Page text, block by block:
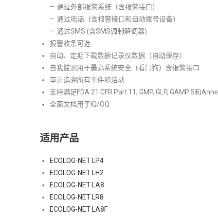
– 通过外部报警系统（含报警接口）
– 通过电话（含报警接口和自动拨号设备）
– 通过SMS (含SMS调制解调器)
报警收条可选
自动、定期下载数据记录仪数据（自动保存）
自我监测用于最高系统安全（看门狗）含报警接口
审计追溯所有事件和活动
支持满足FDA 21 CFR Part 11, GMP, GLP, GAMP 5和
全面文档用于IQ/OQ
适用产品
ECOLOG-NET LP4
ECOLOG-NET LH2
ECOLOG-NET LA8
ECOLOG-NET LR8
ECOLOG-NET LA8F